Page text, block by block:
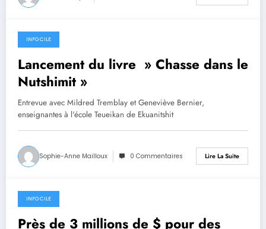
29 mai 2024
INFO CILE
Lancement du livre » Chasse dans le
Nutshimit »
Entrevue avec Mildred Tremblay et Geneviève Bernier,
enseignantes à l'école Teueikan de Ekuanitshit
Sophie-Anne Mailloux 0 Commentaires Lire La Suite
29 mai 2024
INFO CILE
Près de 3 millions de $ pour des